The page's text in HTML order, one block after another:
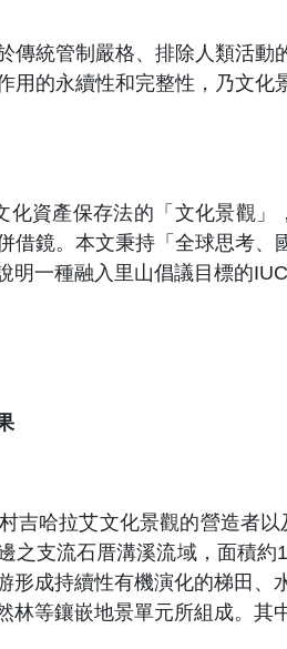
統管制嚴格、排除人類活動
用的永續性和完整性，乃文
資產保存法的「文化景觀
借鏡。本文秉持「全球思考
一種融入里山倡議目標的
吉哈拉艾文化景觀的營造者
之支流石厝溝溪流域，面積
形成持續性有機演化的梯田
等鑲嵌地景單元所組成。其